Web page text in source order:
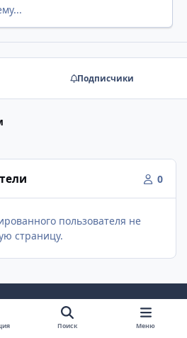
Подписчики
0
пользователя не
страницу.
v
Поиск Меню